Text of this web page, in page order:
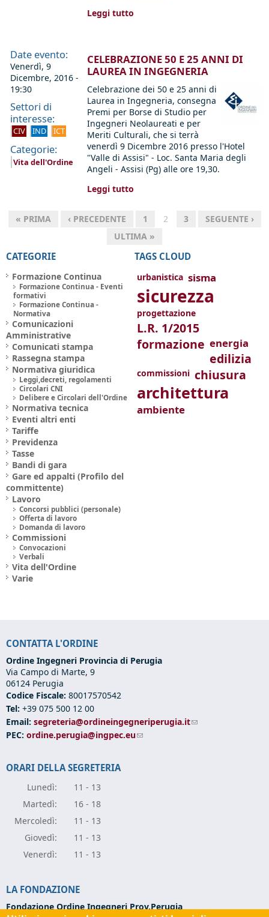
Leggi tutto
Date evento:
Venerdì, 9
Dicembre, 2016 -
19:30
Settori di
interesse:
CIV IND ICT
Categorie:
Vita dell'Ordine
CELEBRAZIONE 50 E 25 ANNI DI
LAUREA IN INGEGNERIA
Celebrazione dei 50 e 25 anni di
Laurea in Ingegneria, consegna
Premi per Borse di Studio per
Ingegneri Neolaureati e per
Meriti Culturali, che si terrà
venerdì 9 Dicembre 2016 presso l'Hotel
"Valle di Assisi" - Loc. Santa Maria degli
Angeli - Assisi (Pg) alle ore 19,30.
Leggi tutto
« PRIMA ‹ PRECEDENTE 1 2 3
SEGUENTE ›
ULTIMA »
CATEGORIE
Formazione Continua
Formazione Continua - Eventi
formativi
Formazione Continua -
Normativa
Comunicazioni
Amministrative
Comunicati stampa
Rassegna stampa
Normativa giuridica
Leggi,decreti, regolamenti
Circolari CNI
Delibere e Circolari dell'Ordine
Normativa tecnica
Eventi altri enti
Tariffe
Previdenza
Tasse
Bandi di gara
Gare ed appalti (Profilo del
committente)
Lavoro
Concorsi pubblici (personale)
Offerta di lavoro
Domanda di lavoro
Commissioni
Convocazioni
Verbali
Vita dell'Ordine
Varie
TAGS CLOUD
urbanistica sisma
sicurezza
progettazione
L.R. 1/2015
formazione energia
edilizia
commissioni chiusura
architettura
ambiente
CONTATTA L'ORDINE
Ordine Ingegneri Provincia di Perugia
Via Campo di Marte, 9
06124 Perugia
Codice Fiscale: 80017570542
Tel: +39 075 500 12 00
Email: segreteria@ordineingegneriperugia.it(link sends e-mail)
PEC: ordine.perugia@ingpec.eu(link sends e-mail)
ORARI DELLA SEGRETERIA
Lunedì:
11 - 13
Martedì:
16 - 18
Mercoledì:
11 - 13
Giovedì:
11 - 13
Venerdì: 11 - 13
LA FONDAZIONE
Fondazione Ordine Ingegneri Prov.Perugia